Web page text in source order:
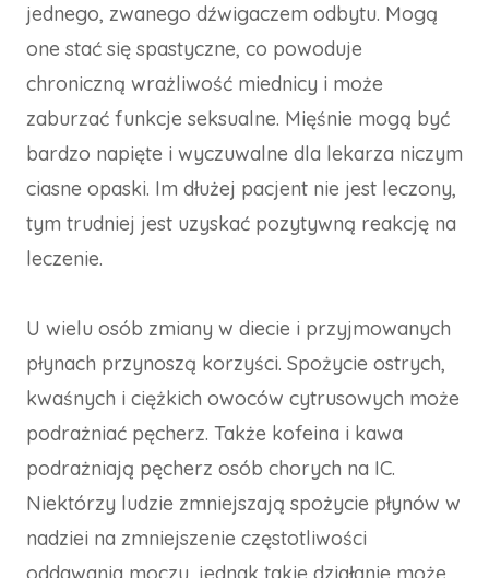
jednego, zwanego dźwigaczem odbytu. Mogą
one stać się spastyczne, co powoduje
chroniczną wrażliwość miednicy i może
zaburzać funkcje seksualne. Mięśnie mogą być
bardzo napięte i wyczuwalne dla lekarza niczym
ciasne opaski. Im dłużej pacjent nie jest leczony,
tym trudniej jest uzyskać pozytywną reakcję na
leczenie.
U wielu osób zmiany w diecie i przyjmowanych
płynach przynoszą korzyści. Spożycie ostrych,
kwaśnych i ciężkich owoców cytrusowych może
podrażniać pęcherz. Także kofeina i kawa
podrażniają pęcherz osób chorych na IC.
Niektórzy ludzie zmniejszają spożycie płynów w
nadziei na zmniejszenie częstotliwości